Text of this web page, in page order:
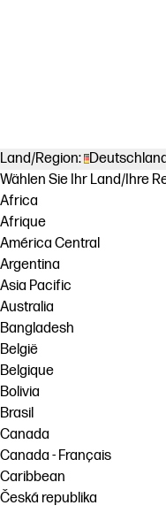
Land/Region: Deutschland
Wählen Sie Ihr Land/Ihre
Africa
Afrique
América Central
Argentina
Asia Pacific
Australia
Bangladesh
België
Belgique
Bolivia
Brasil
Canada
Canada - Français
Caribbean
Česká republika